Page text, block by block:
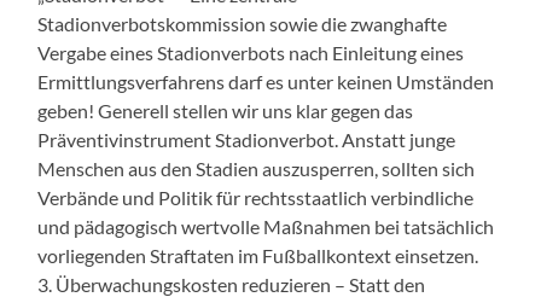
Stadionverbotskommission sowie die zwanghafte
Vergabe eines Stadionverbots nach Einleitung eines
Ermittlungsverfahrens darf es unter keinen Umständen
geben! Generell stellen wir uns klar gegen das
Präventivinstrument Stadionverbot. Anstatt junge
Menschen aus den Stadien auszusperren, sollten sich
Verbände und Politik für rechtsstaatlich verbindliche
und pädagogisch wertvolle Maßnahmen bei tatsächlich
vorliegenden Straftaten im Fußballkontext einsetzen.
3. Überwachungskosten reduzieren – Statt den